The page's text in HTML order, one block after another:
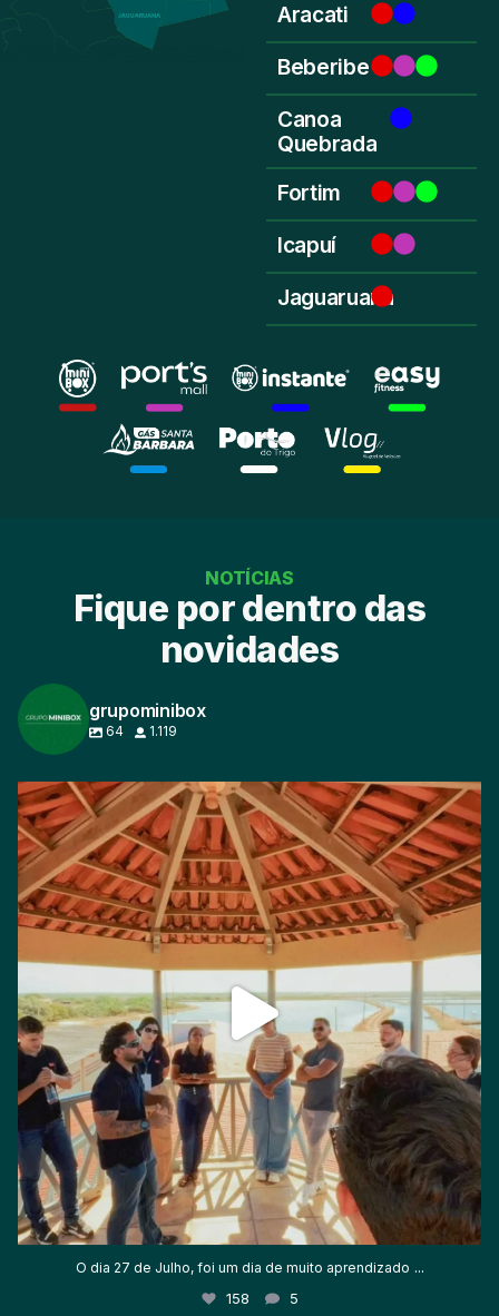
Aracati
Beberibe
Canoa
Quebrada
Fortim
Icapuí
Jaguaruana
NOTÍCIAS
Fique por dentro das
novidades
grupominibox
64 1.119
O dia 27 de Julho, foi um dia de muito aprendizado...
158 5
O dia 27 de Julho, foi um dia de muito aprendizado ...
158 5